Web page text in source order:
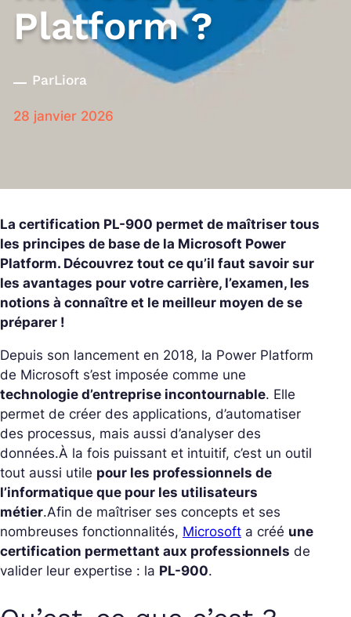
Platform ?
ParLiora
28 janvier 2026
La certification PL-900 permet de maîtriser tous
les principes de base de la Microsoft Power
Platform. Découvrez tout ce qu’il faut savoir sur
les avantages pour votre carrière, l’examen, les
notions à connaître et le meilleur moyen de se
préparer !
Depuis son lancement en 2018, la Power Platform
de Microsoft s’est imposée comme une
technologie d’entreprise incontournable. Elle
permet de créer des applications, d’automatiser
des processus, mais aussi d’analyser des
données.À la fois puissant et intuitif, c’est un outil
tout aussi utile pour les professionnels de
l’informatique que pour les utilisateurs
métier.Afin de maîtriser ses concepts et ses
nombreuses fonctionnalités, Microsoft a créé une
certification permettant aux professionnels de
valider leur expertise : la PL-900.